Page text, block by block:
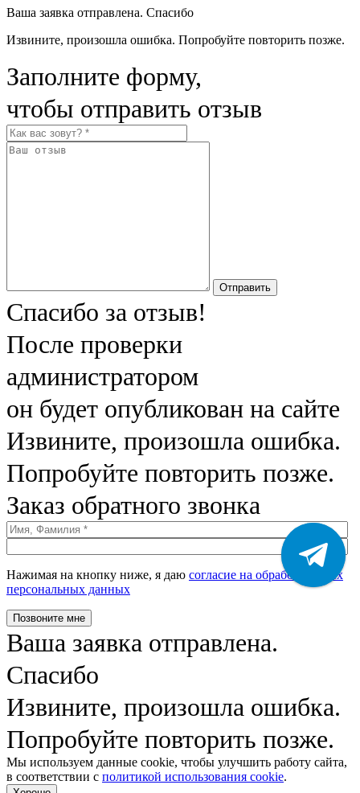
Ваша заявка отправлена. Спасибо
Извините, произошла ошибка. Попробуйте повторить позже.
Заполните форму,
чтобы отправить отзыв
Отправить
Спасибо за отзыв!
После проверки
администратором
он будет опубликован на сайте
Извините, произошла ошибка.
Попробуйте повторить позже.
Заказ обратного звонка
Нажимая на кнопку ниже, я даю согласие на обработку моих
персональных данных
Позвоните мне
Ваша заявка отправлена.
Спасибо
Извините, произошла ошибка.
Попробуйте повторить позже.
Мы используем данные cookie, чтобы улучшить работу сайта,
в соответствии с политикой использования cookie.